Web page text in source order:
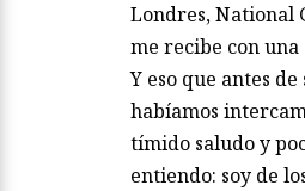
Londres, National
me recibe con
Y eso que antes
habíamos
tímido saludo y
entiendo: soy de